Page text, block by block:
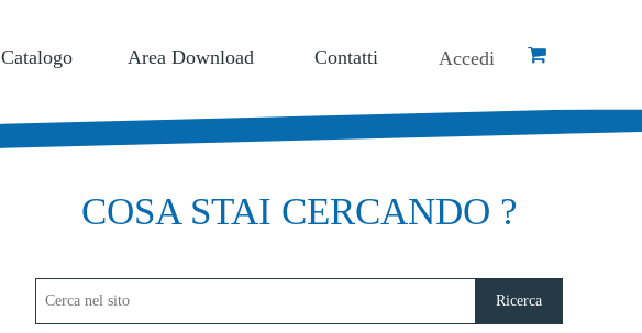
Accedi
Catalogo Area Download Contatti
COSA STAI CERCANDO ?